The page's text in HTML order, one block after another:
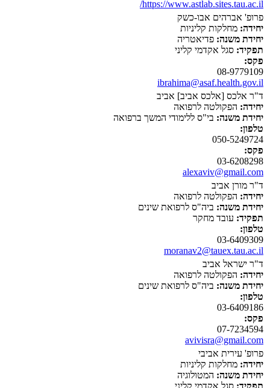
https://www.astlab.sites.tau.ac.il/
פרופ' אברהים אבו-כשק
יחידה: מחלקות קליניות
יחידת משנה: פדיאטריה
תפקיד: סגל אקדמי קליני
פקס:
08-9779109
ibrahima@asaf.health.gov.il
ד"ר אלכס [אלכס אביב] אביב
יחידה: הפקולטה לרפואה
יחידת משנה: בי"ס ללימודי המשך ברפואה
טלפון:
050-5249724
פקס:
03-6208298
alexaviv@gmail.com
ד"ר מורן אביב
יחידה: הפקולטה לרפואה
יחידת משנה: ביה"ס לרפואת שינים
תפקיד: עובד מחקר
טלפון:
03-6409309
moranav2@tauex.tau.ac.il
ד"ר ישראל אביב
יחידה: הפקולטה לרפואה
יחידת משנה: ביה"ס לרפואת שינים
טלפון:
03-6409186
פקס:
07-7234594
avivisra@gmail.com
פרופ' עירית אביבי
יחידה: מחלקות קליניות
יחידת משנה: המטולוגיה
תפקיד: סגל אקדמי קליני